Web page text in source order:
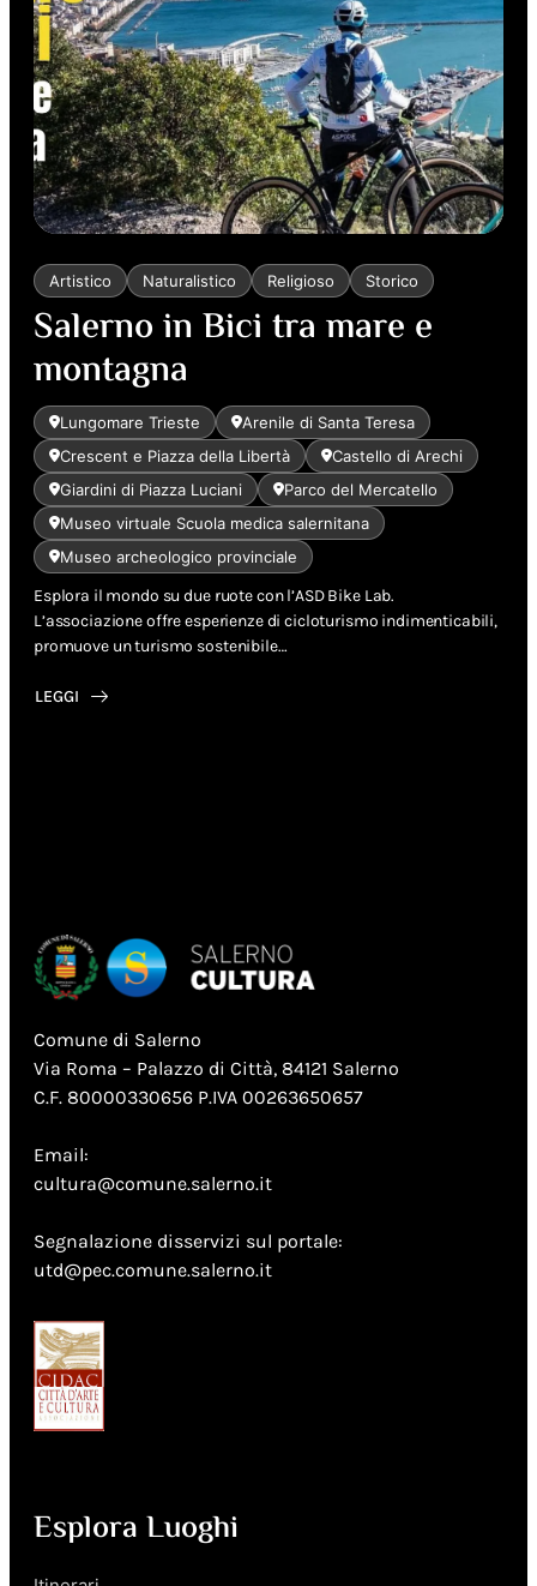
Artistico Naturalistico Religioso Storico
Salerno in Bici tra mare e
montagna
Lungomare Trieste
Arenile di Santa Teresa
Crescent e Piazza della Libertà
Castello di Arechi
Giardini di Piazza Luciani
Parco del Mercatello
Museo virtuale Scuola medica salernitana
Museo archeologico provinciale
Esplora il mondo su due ruote con l’ASD Bike Lab.
L’associazione offre esperienze di cicloturismo indimenticabili,
promuove un turismo sostenibile…
LEGGI
ABOUT
Comune di Salerno
Via Roma – Palazzo di Città, 84121 Salerno
C.F. 80000330656 P.IVA 00263650657
Email:
cultura@comune.salerno.it
Segnalazione disservizi sul portale:
utd@pec.comune.salerno.it
Esplora Luoghi